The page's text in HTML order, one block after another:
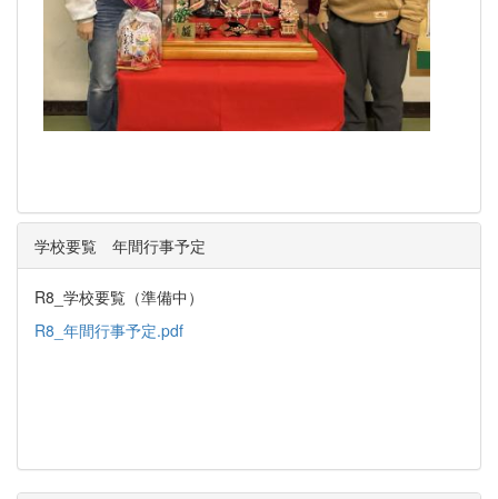
学校要覧 年間行事予定
R8_学校要覧（準備中）
R8_年間行事予定.pdf